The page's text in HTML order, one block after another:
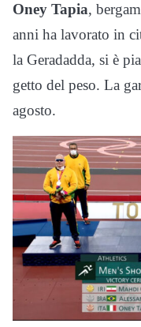
Oney Tapia,
anni ha lavorato in
la Geradadda, si è
getto del peso. La
agosto.